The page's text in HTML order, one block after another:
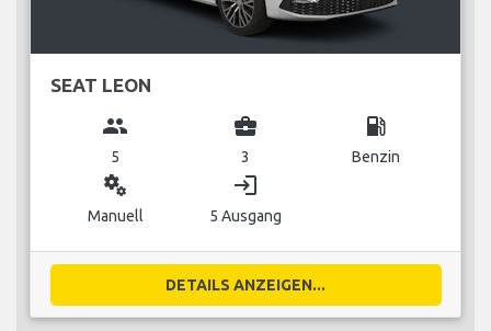
SEAT LEON
group
5
business_center
3
local_gas_station
Benzin
miscellaneous_services
Manuell
login
5 Ausgang
DETAILS ANZEIGEN...